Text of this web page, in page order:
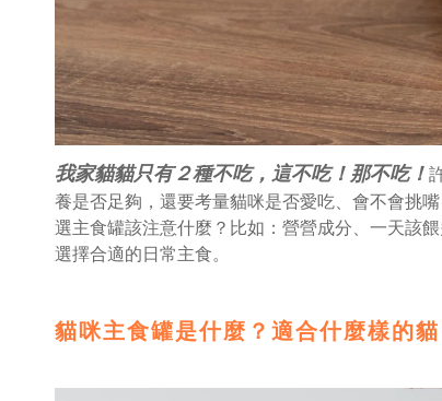
我家貓貓只有２種不吃，這不吃！那不吃！
養是否足夠，還要考量貓咪是否愛吃、會不會挑
選主食罐該注意什麼？比如：營營成分、一天該
選擇合適的日常主食。
貓咪主食罐是什麼？適合什麼樣的貓